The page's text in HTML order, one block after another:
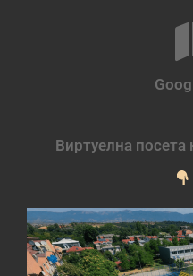
Виртуелна посета